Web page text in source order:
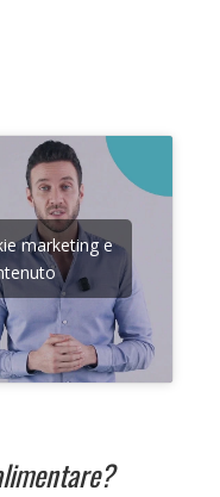
marketing e